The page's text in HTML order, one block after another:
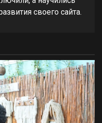
своего сайта.